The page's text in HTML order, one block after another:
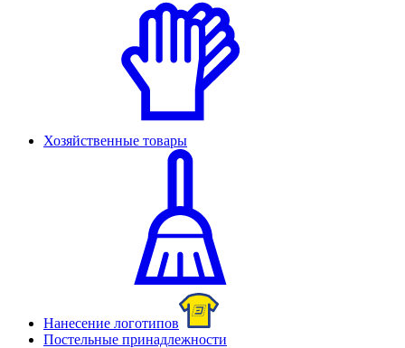
Хозяйственные товары
Нанесение логотипов
Постельные принадлежности